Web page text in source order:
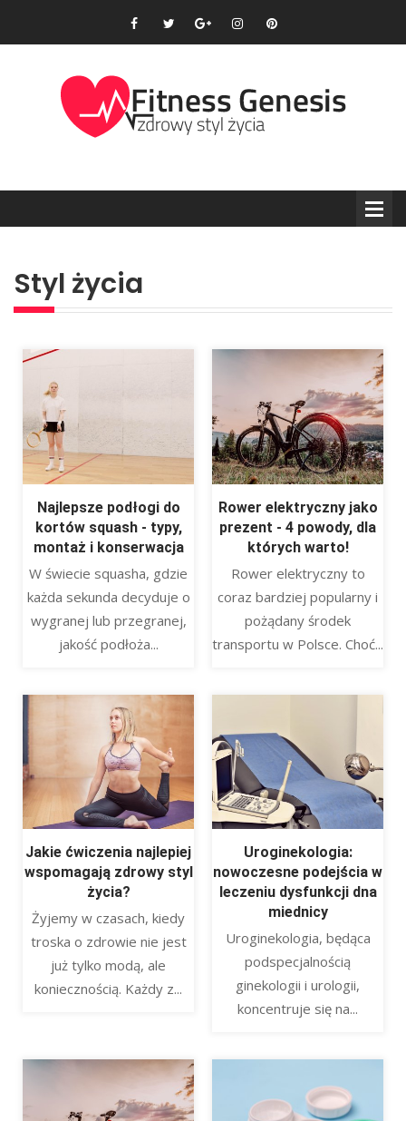
Styl życia
Najlepsze podłogi do
kortów squash - typy,
montaż i konserwacja
​W świecie squasha, gdzie
każda sekunda decyduje o
wygranej lub przegranej,
jakość podłoża...
Rower elektryczny jako
prezent - 4 powody, dla
których warto!
Rower elektryczny to
coraz bardziej popularny i
pożądany środek
transportu w Polsce. Choć...
Jakie ćwiczenia najlepiej
wspomagają zdrowy styl
życia?
Żyjemy w czasach, kiedy
troska o zdrowie nie jest
już tylko modą, ale
koniecznością. Każdy z...
Uroginekologia:
nowoczesne podejścia w
leczeniu dysfunkcji dna
miednicy
Uroginekologia, będąca
podspecjalnością
ginekologii i urologii,
koncentruje się na...